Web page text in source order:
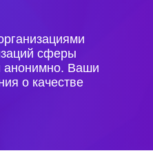
сферы
анонимно. Ваши
о качестве